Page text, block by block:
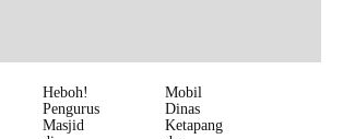
Heboh!
Pengurus
Masjid
Mobil
Dinas
Ketapang